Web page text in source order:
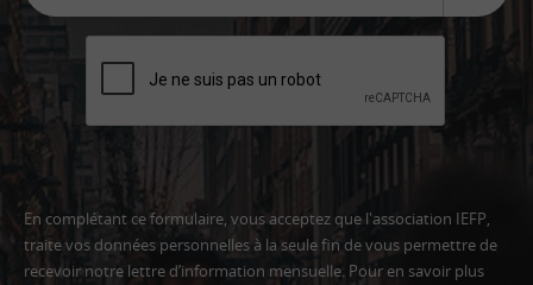
En complétant ce formulaire, vous acceptez que l'association IEFP,
traite vos données personnelles à la seule fin de vous permettre de
recevoir notre lettre d’information mensuelle. Pour en savoir plus